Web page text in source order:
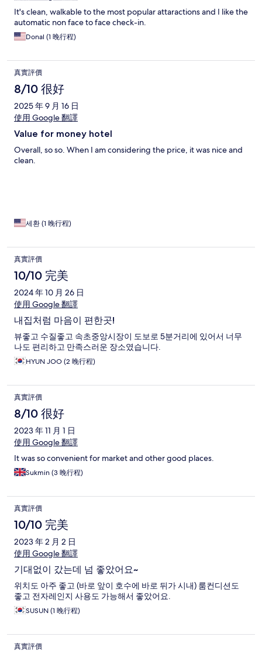
It's clean, walkable to the most popular attaractions and I like the
automatic non face to face check-in.
Donal (1 晚行程)
真實評價
8/10 很好
2025 年 9 月 16 日
使用 Google 翻譯
Value for money hotel
Overall, so so. When I am considering the price, it was nice and
clean.
세환 (1 晚行程)
真實評價
10/10 完美
2024 年 10 月 26 日
使用 Google 翻譯
내집처럼 마음이 편한곳!
뷰좋고 수질좋고 속초중앙시장이 도보로 5분거리에 있어서 너무
나도 편리하고 만족스러운 장소였습니다.
HYUN JOO (2 晚行程)
真實評價
8/10 很好
2023 年 11 月 1 日
使用 Google 翻譯
It was so convenient for market and other good places.
Sukmin (3 晚行程)
真實評價
10/10 完美
2023 年 2 月 2 日
使用 Google 翻譯
기대없이 갔는데 넘 좋았어요~
위치도 아주 좋고 (바로 앞이 호수에 바로 뒤가 시내) 룸컨디션도
좋고 전자레인지 사용도 가능해서 좋았어요.
SUSUN (1 晚行程)
真實評價